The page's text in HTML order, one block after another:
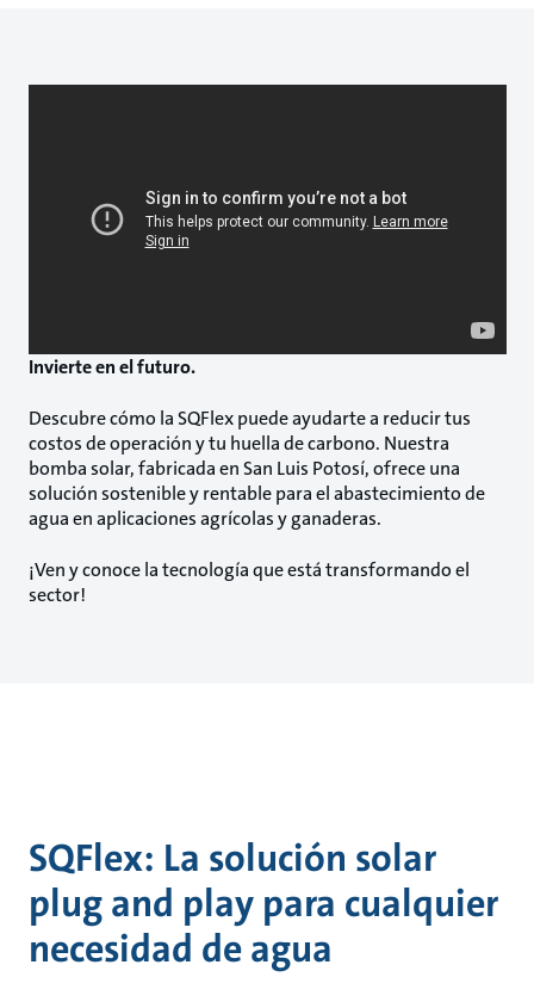
Invierte en el futuro.
Descubre cómo la SQFlex puede ayudarte a reducir tus
costos de operación y tu huella de carbono. Nuestra
bomba solar, fabricada en San Luis Potosí, ofrece una
solución sostenible y rentable para el abastecimiento de
agua en aplicaciones agrícolas y ganaderas.
¡Ven y conoce la tecnología que está transformando el
sector!
SQFlex: La solución solar
plug and play para cualquier
necesidad de agua